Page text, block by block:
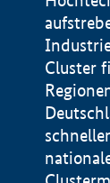
Cluster